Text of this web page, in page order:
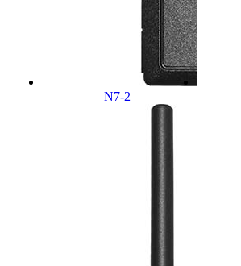
N7-2